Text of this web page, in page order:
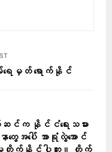
ရေမှတ် ရောက်နိုင်
က နိုင်ငံရေးသမား
တွေအပေါ် အာရုံလွဲအောင်
က်နိုင်ပါဘူး။ တိုက်